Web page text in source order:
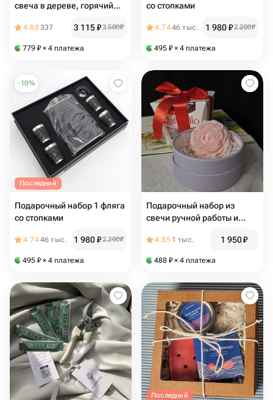
свеча в дереве, горячий
4.88337 3 115₽3 500₽
779 ₽ × 4 платежа
со стопками
4.7446 тыс. 1 980₽2 200₽
495 ₽ × 4 платежа
-10%
Последний
Подарочный набор 1 фляга
со стопками
4.7446 тыс. 1 980₽2 200₽
495 ₽ × 4 платежа
Подарочный набор из
свечи ручной работы и
4.85 1 тыс. 1 950₽
488 ₽ × 4 платежа
Последний